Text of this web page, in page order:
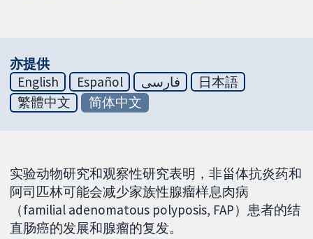
亦提供
English
Español فارسی
日本語
繁體中文
简体中文
实验动物研究和观察性研究表明，非甾体抗炎药和
阿司匹林可能会减少家族性腺瘤样息肉病
（familial adenomatous polyposis, FAP）患者的结
直肠癌的发展和腺瘤的复发。